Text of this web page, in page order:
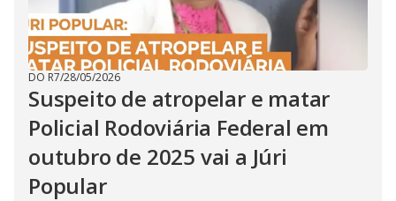
DO R7/28/05/2026
Suspeito de atropelar e matar
Policial Rodoviária Federal em
outubro de 2025 vai a Júri
Popular